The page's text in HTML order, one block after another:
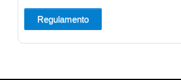
Regulamento